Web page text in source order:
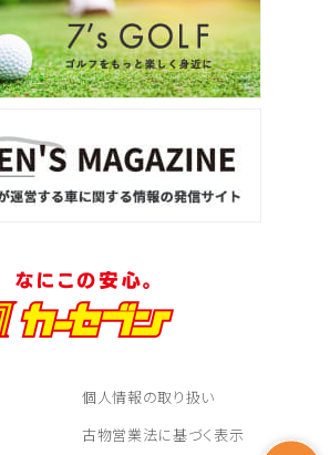
個人情報の取り扱い
古物営業法に基づく表示